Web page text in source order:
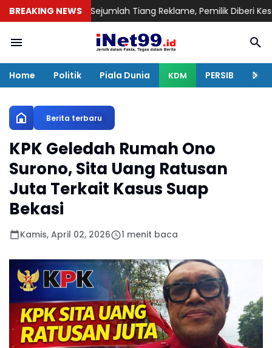
BREAKING NEWS
Segel Sejumlah Tiang Reklame, Pemilik Diberi Kesempatan
Home Politik Piala Dunia KDM PERSIB
Berita terbaru
KPK Geledah Rumah Ono
Surono, Sita Uang Ratusan
Juta Terkait Kasus Suap
Bekasi
Kamis, April 02, 2026 1 menit baca